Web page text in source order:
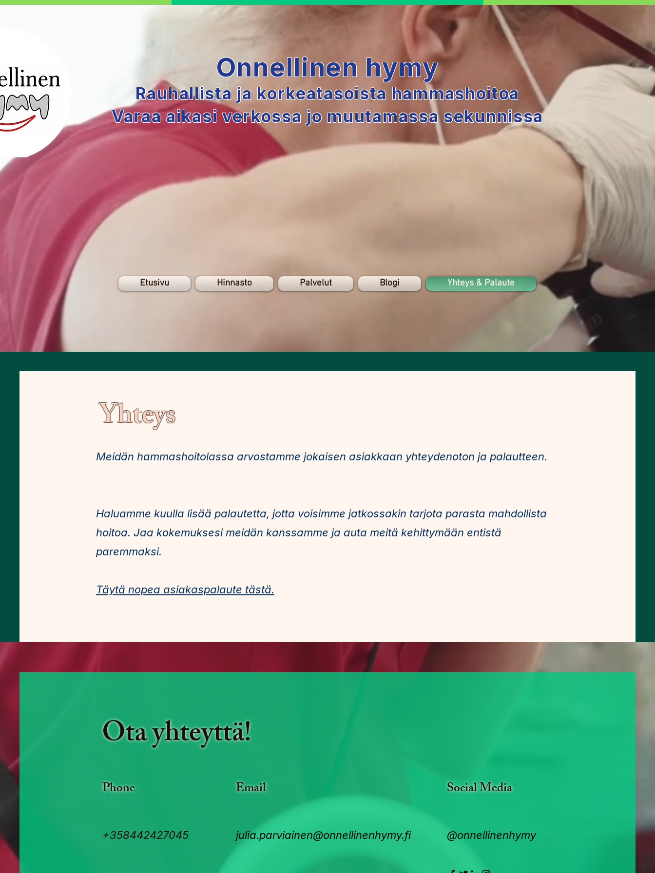
Onnellinen hymy
Rauhallista ja korkeatasoista hammashoitoa
Varaa aikasi verkossa jo muutamassa sekunnissa
julia.parvia
Etusivu Hinnasto Palvelut Blogi Yhteys & Palaute
Yhteys
Meidän hammashoitolassa arvostamme jokaisen asiakkaan yhteydenoton ja palautteen.
Haluamme kuulla lisää palautetta, jotta voisimme jatkossakin tarjota parasta mahdollista
hoitoa. Jaa kokemuksesi meidän kanssamme ja auta meitä kehittymään entistä
paremmaksi.
Täytä nopea asiakaspalaute tästä.
Ota yhteyttä!
Phone Email
+358442427045 julia.parviainen@onnellinenhymy.fi
Social Media
@onnellinenhymy